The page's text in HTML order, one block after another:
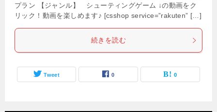
プラン 【ジャンル】 シューティングゲーム ↓の動画をク
リック！動画を楽しめます♪ [csshop service=”rakuten” […]
続きを読む
Tweet 0 0